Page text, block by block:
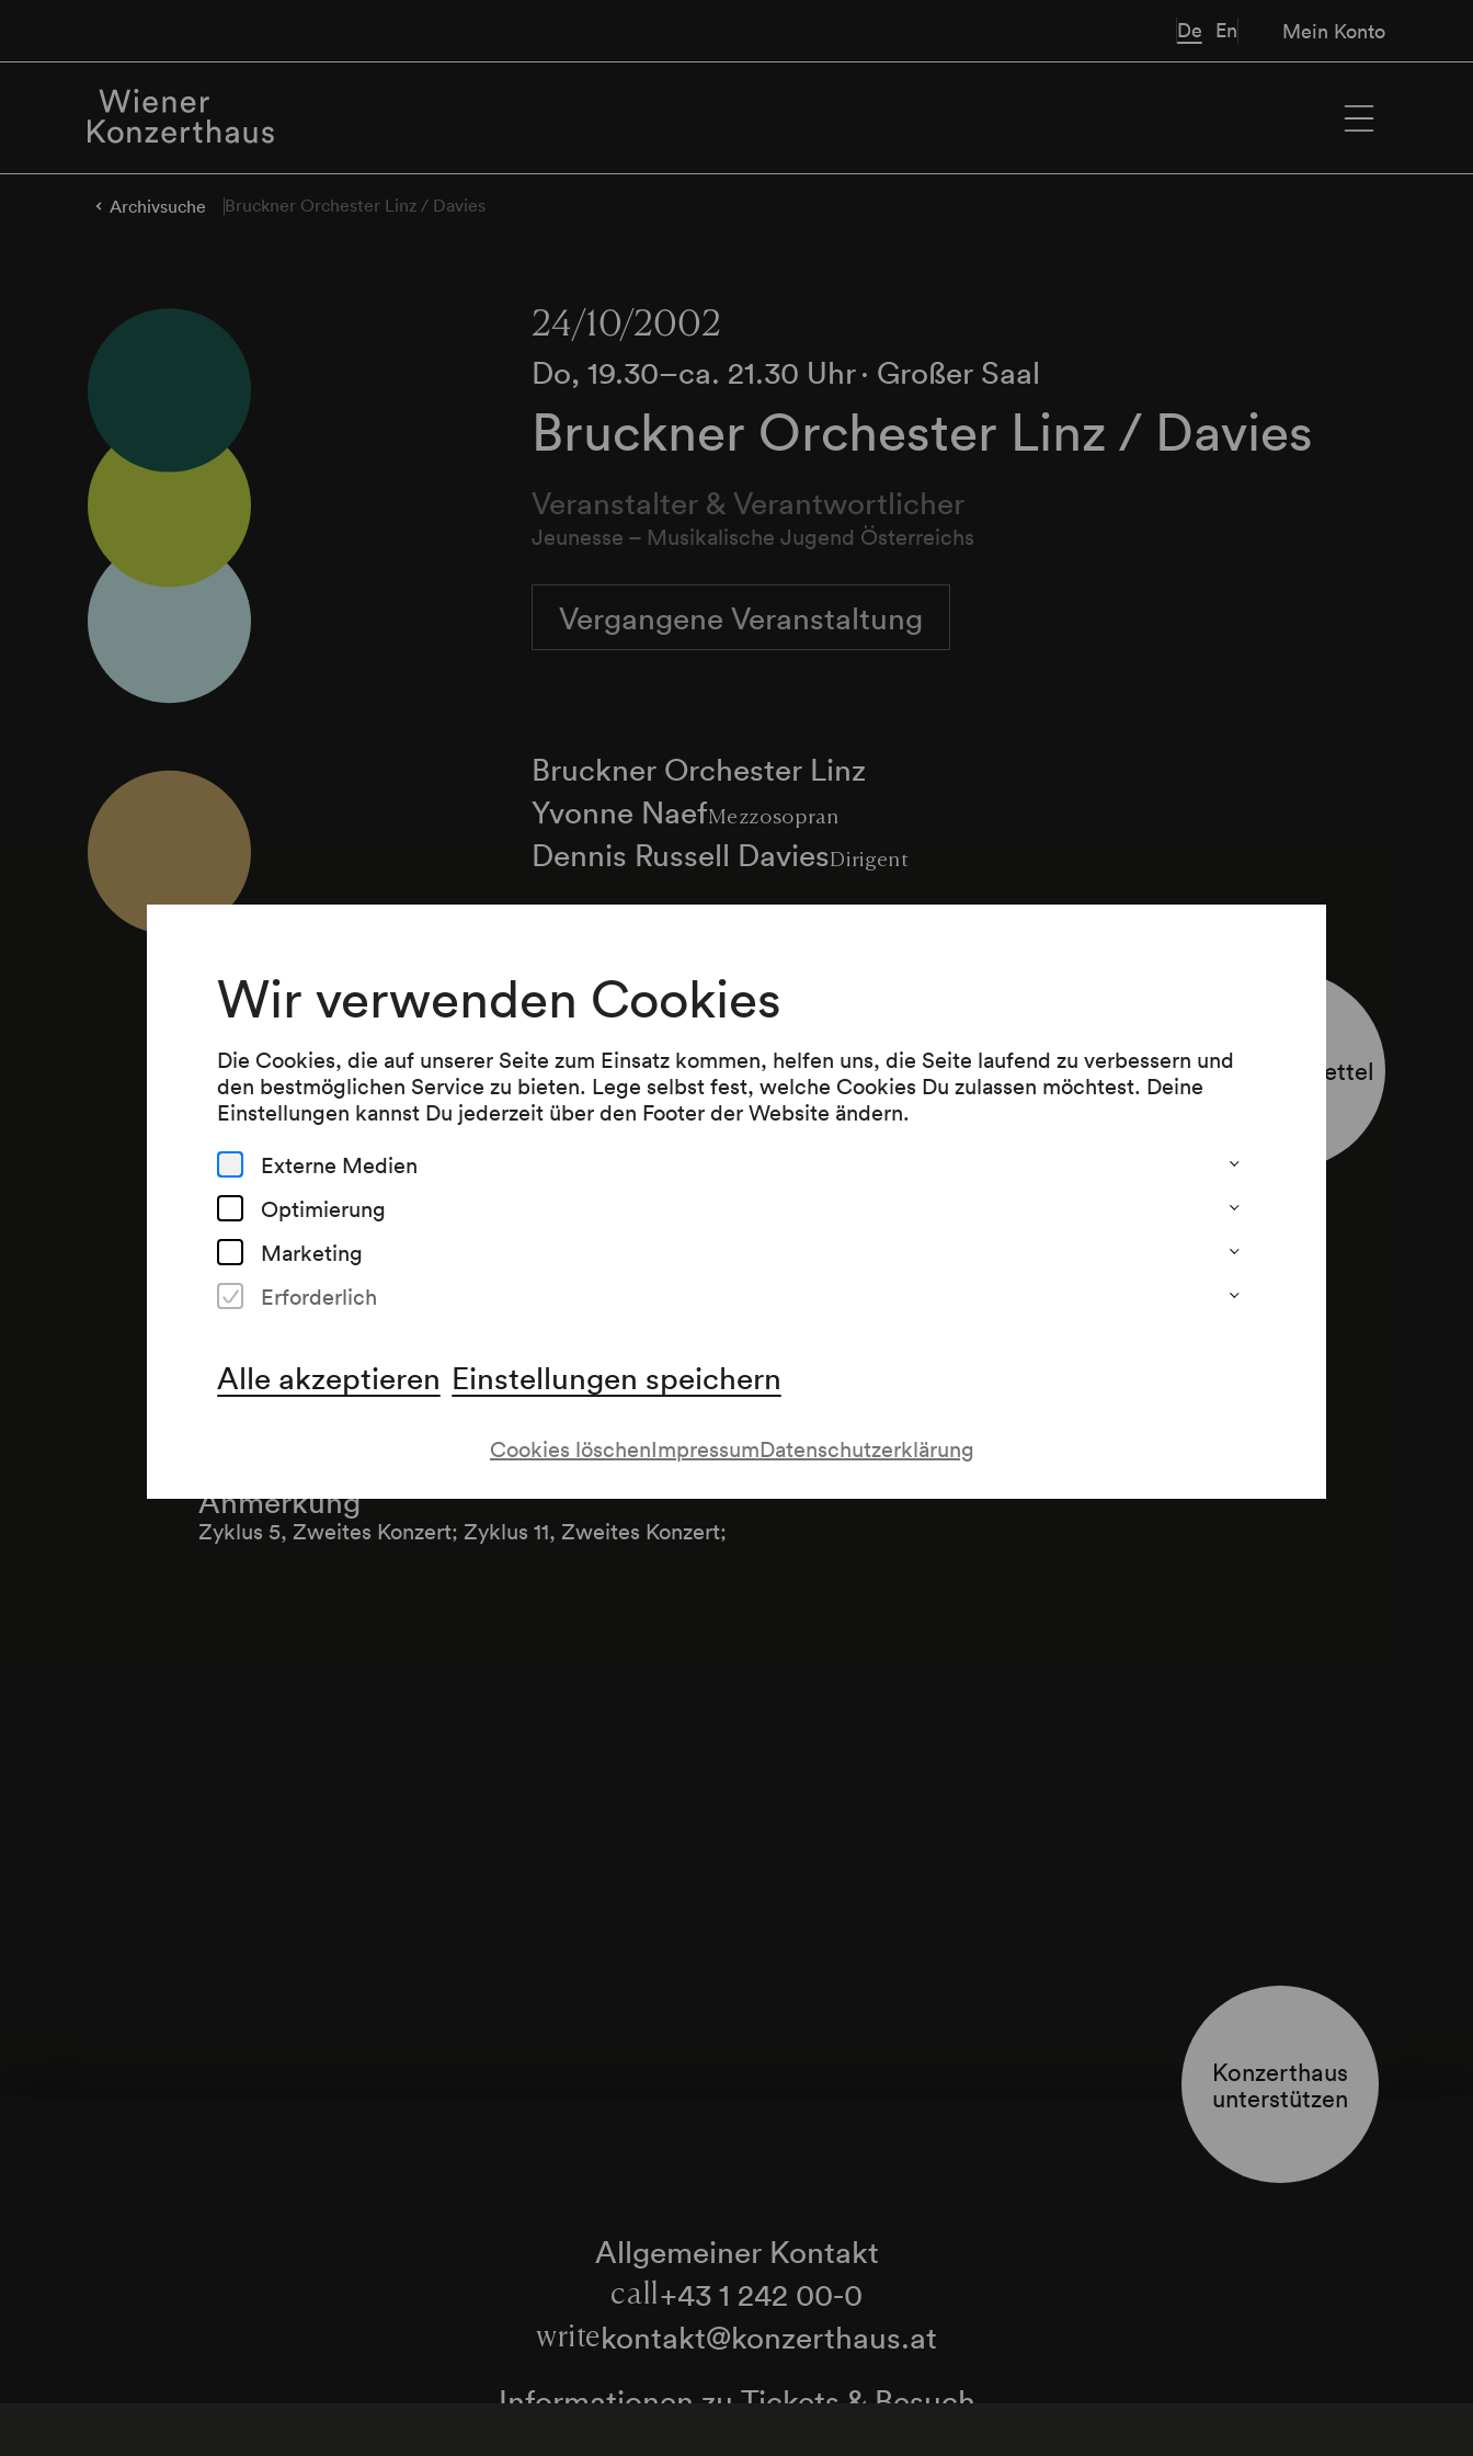
Wir verwenden Cookies
Die Cookies, die auf unserer Seite zum Einsatz kommen, helfen uns, die Seite laufend zu verbessern und
den bestmöglichen Service zu bieten. Lege selbst fest, welche Cookies Du zulassen möchtest. Deine
Einstellungen kannst Du jederzeit über den Footer der Website ändern.
Externe Medien
Optimierung
Marketing
Erforderlich
Alle akzeptieren Einstellungen speichern
Cookies löschenImpressumDatenschutzerklärung
De En Mein Konto
Archivsuche Bruckner Orchester Linz / Davies
24/10/2002
Do, 19.30–ca. 21.30 Uhr∙ Großer Saal
Bruckner Orchester Linz / Davies
Veranstalter & Verantwortlicher
Jeunesse – Musikalische Jugend Österreichs
Vergangene Veranstaltung
Bruckner Orchester Linz
Yvonne NaefMezzosopran
Dennis Russell DaviesDirigent
Programm
Richard Wagner
Fünf Gedichte von Mathilde Wesendonck für eine
Frauenstimme und Klavier »Wesendonck-Lieder« (1857–
Programmzettel
Anmerkung
Zyklus 5, Zweites Konzert; Zyklus 11, Zweites Konzert;
Konzerthaus
unterstützen
Allgemeiner Kontakt
call+43 1 242 00-0
writekontakt@konzerthaus.at
Informationen zu Tickets & Besuch